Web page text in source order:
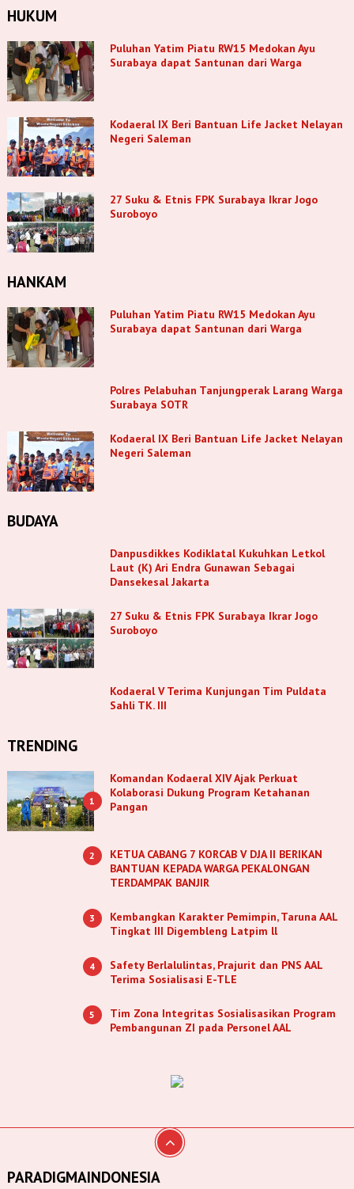
HUKUM
Puluhan Yatim Piatu RW15 Medokan Ayu
Surabaya dapat Santunan dari Warga
Kodaeral IX Beri Bantuan Life Jacket Nelayan
Negeri Saleman
27 Suku & Etnis FPK Surabaya Ikrar Jogo
Suroboyo
HANKAM
Puluhan Yatim Piatu RW15 Medokan Ayu
Surabaya dapat Santunan dari Warga
Polres Pelabuhan Tanjungperak Larang Warga
Surabaya SOTR
Kodaeral IX Beri Bantuan Life Jacket Nelayan
Negeri Saleman
BUDAYA
Danpusdikkes Kodiklatal Kukuhkan Letkol
Laut (K) Ari Endra Gunawan Sebagai
Dansekesal Jakarta
27 Suku & Etnis FPK Surabaya Ikrar Jogo
Suroboyo
Kodaeral V Terima Kunjungan Tim Puldata
Sahli TK. III
TRENDING
1
Komandan Kodaeral XIV Ajak Perkuat
Kolaborasi Dukung Program Ketahanan
Pangan
2
KETUA CABANG 7 KORCAB V DJA II BERIKAN
BANTUAN KEPADA WARGA PEKALONGAN
TERDAMPAK BANJIR
3
Kembangkan Karakter Pemimpin, Taruna AAL
Tingkat III Digembleng Latpim ll
4
Safety Berlalulintas, Prajurit dan PNS AAL
Terima Sosialisasi E-TLE
5
Tim Zona Integritas Sosialisasikan Program
Pembangunan ZI pada Personel AAL
PARADIGMAINDONESIA